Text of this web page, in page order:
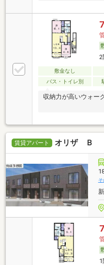
2
敷金なし
バス・トイレ別
収納力が高いウォー
賃貸アパート オリザ Ｂ
7